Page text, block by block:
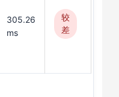
305.26
ms
较
差